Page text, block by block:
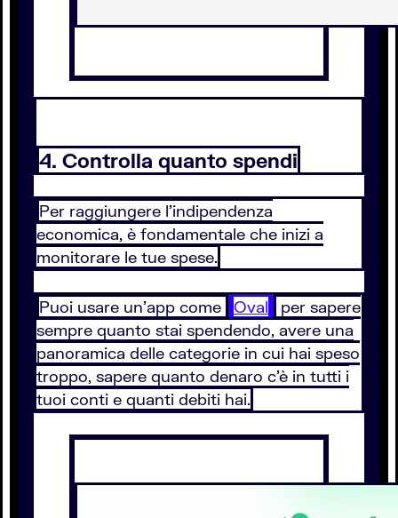
4. Controlla quanto spendi
Per raggiungere l’indipendenza
economica, è fondamentale che inizi a
monitorare le tue spese.
Puoi usare un’app come Oval
per sapere
sempre quanto stai spendendo, avere una
panoramica delle categorie in cui hai speso
troppo, sapere quanto denaro c'è in tutti i
tuoi conti e quanti debiti hai.